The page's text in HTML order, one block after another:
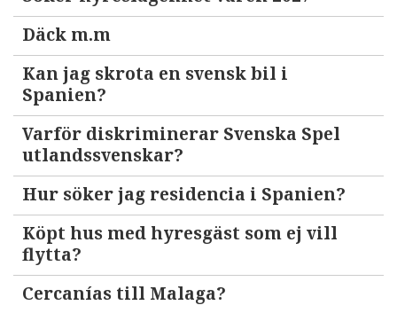
Däck m.m
Kan jag skrota en svensk bil i
Spanien?
Varför diskriminerar Svenska Spel
utlandssvenskar?
Hur söker jag residencia i Spanien?
Köpt hus med hyresgäst som ej vill
flytta?
Cercanías till Malaga?